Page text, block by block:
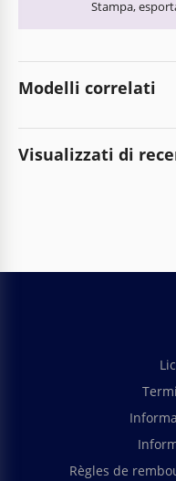
Stampa,
Modelli correlati
Visualizzati di
Règles de